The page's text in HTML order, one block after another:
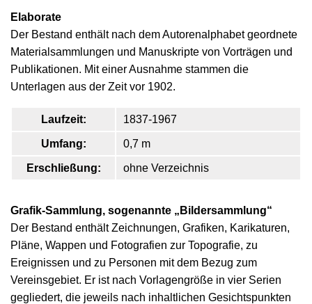
Elaborate
Der Bestand enthält nach dem Autorenalphabet geordnete
Materialsammlungen und Manuskripte von Vorträgen und
Publikationen. Mit einer Ausnahme stammen die
Unterlagen aus der Zeit vor 1902.
Laufzeit: 1837-1967
Umfang: 0,7 m
Erschließung: ohne Verzeichnis
Grafik-Sammlung, sogenannte „Bildersammlung“
Der Bestand enthält Zeichnungen, Grafiken, Karikaturen,
Pläne, Wappen und Fotografien zur Topografie, zu
Ereignissen und zu Personen mit dem Bezug zum
Vereinsgebiet. Er ist nach Vorlagengröße in vier Serien
gegliedert, die jeweils nach inhaltlichen Gesichtspunkten